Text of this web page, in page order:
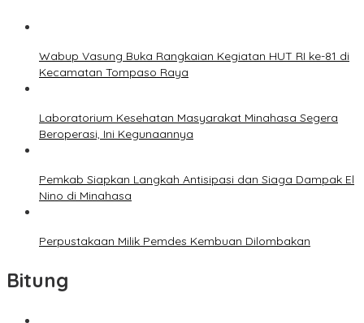
Wabup Vasung Buka Rangkaian Kegiatan HUT RI ke-81 di
Kecamatan Tompaso Raya
Laboratorium Kesehatan Masyarakat Minahasa Segera
Beroperasi, Ini Kegunaannya
Pemkab Siapkan Langkah Antisipasi dan Siaga Dampak El
Nino di Minahasa
Perpustakaan Milik Pemdes Kembuan Dilombakan
Bitung